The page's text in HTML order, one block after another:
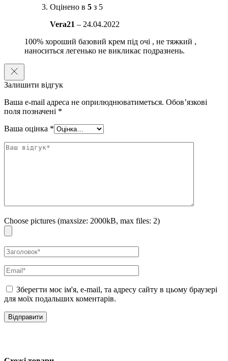
захисні функції.
Гліцерин – має здатність притягувати та утримувати воду,
сприяє створенню захисного бар’єру на шкірі
Лецитин – активно впливає на шкіру, значно покращуючи її
Бета-глюкан – прискорює відновлення шкіри, захищає шкіру
спричинене ультрафіолетом окиснення шкірних ліпідів.
рухами, що поплескують. Можна наносити на все обличчя.
Об’єм:30 мл
Оцінено в 5 з 5
Vera21 – 24.04.2022
100% хороший базовий крем під очі , не тяжкий ,
наноситься легенько не викликає подразнень.
Залишити відгук
Ваша e-mail адреса не оприлюднюватиметься. Обов’язкові
поля позначені *
Ваша оцінка *
Choose pictures (maxsize: 2000kB, max files: 2)
Зберегти моє ім'я, e-mail, та адресу сайту в цьому браузері
для моїх подальших коментарів.